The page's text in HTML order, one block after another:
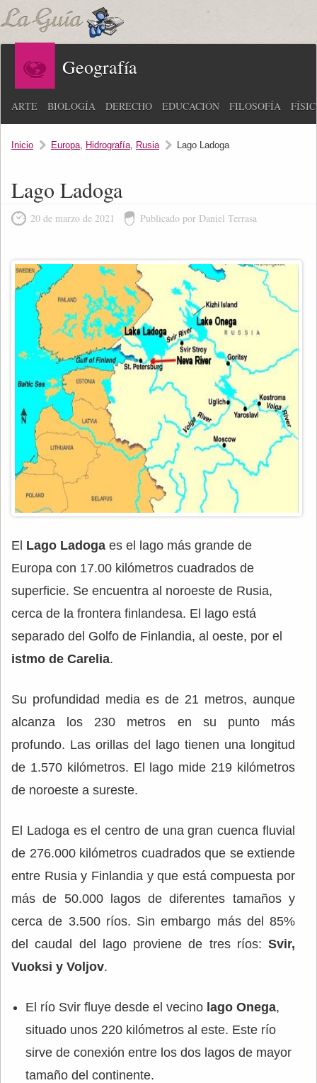
Geografía
ARTE BIOLOGÍA DERECHO EDUCACIÓN FILOSOFÍA
Inicio Europa, Hidrografía, Rusia Lago Ladoga
Lago Ladoga
20 de marzo de 2021 Publicado por Daniel Terrasa
El Lago Ladoga es el lago más grande de
Europa con 17.00 kilómetros cuadrados de
superficie. Se encuentra al noroeste de Rusia,
cerca de la frontera finlandesa. El lago está
separado del Golfo de Finlandia, al oeste, por el
istmo de Carelia.
Su profundidad media es de 21 metros, aunque
alcanza los 230 metros en su punto más
profundo. Las orillas del lago tienen una longitud
de 1.570 kilómetros. El lago mide 219 kilómetros
de noroeste a sureste.
El Ladoga es el centro de una gran cuenca fluvial
de 276.000 kilómetros cuadrados que se extiende
entre Rusia y Finlandia y que está compuesta por
más de 50.000 lagos de diferentes tamaños y
cerca de 3.500 ríos. Sin embargo más del 85%
del caudal del lago proviene de tres ríos: Svir,
Vuoksi y Voljov.
El río Svir fluye desde el vecino lago Onega,
situado unos 220 kilómetros al este. Este río
sirve de conexión entre los dos lagos de mayor
tamaño del continente.